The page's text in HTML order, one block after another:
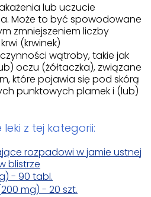
lub uczucie
Może to być spowodowane
zmniejszeniem liczby
(krwinek)
wątroby, takie jak
oczu (żółtaczka), związane
które pojawia się pod skórą
punktowych plamek i (lub)
z tej kategorii:
rozpadowi w jamie ustnej
blistrze
- 90 tabl.
mg) - 20 szt.